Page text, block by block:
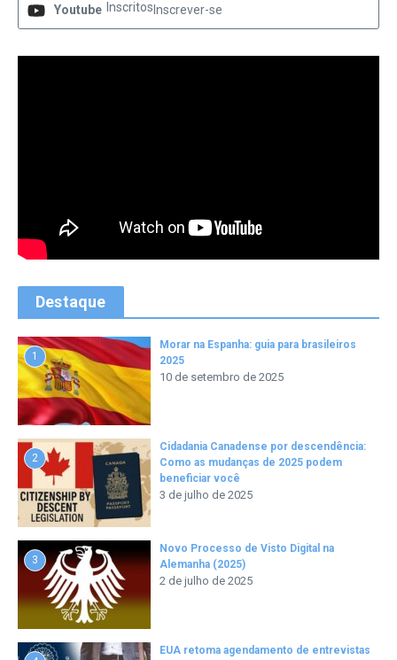
Youtube Inscritos Inscrever-se
Destaque
1
Morar na Espanha: guia para brasileiros
2025
10 de setembro de 2025
2
Cidadania Canadense por descendência:
Como as mudanças de 2025 podem
beneficiar você
3 de julho de 2025
3
Novo Processo de Visto Digital na
Alemanha (2025)
2 de julho de 2025
EUA retoma agendamento de entrevistas